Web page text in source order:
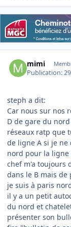
mimi
Publication:
steph a dit:
Car nous sur nos
D de gare du
réseaux ratp que
de ligne A si je
nord pour la
chef m'a toujours
dans le B mais
je suis à paris
il y a un petit
du nord et
présenter son